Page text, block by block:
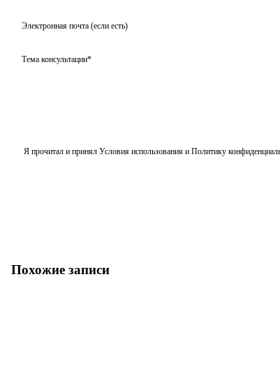
Я прочитал и принял Условия использования и Политику
Похожие записи